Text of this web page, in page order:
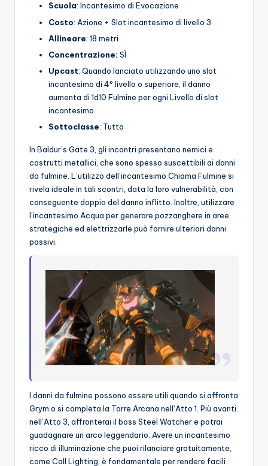
Scuola: Incantesimo di Evocazione
Costo: Azione + Slot incantesimo di livello 3
Allineare: 18 metri
Concentrazione: SÌ
Upcast: Quando lanciato utilizzando uno slot
incantesimo di 4° livello o superiore, il danno
aumenta di 1d10 Fulmine per ogni Livello di slot
incantesimo.
Sottoclasse: Tutto
In Baldur’s Gate 3, gli incontri presentano nemici e
costrutti metallici, che sono spesso suscettibili ai danni
da fulmine. L’utilizzo dell’incantesimo Chiama Fulmine si
rivela ideale in tali scontri, data la loro vulnerabilità, con
conseguente doppio del danno inflitto. Inoltre, utilizzare
l’incantesimo Acqua per generare pozzanghere in aree
strategiche ed elettrizzarle può fornire ulteriori danni
passivi.
I danni da fulmine possono essere utili quando si affronta
Grym o si completa la Torre Arcana nell’Atto 1. Più avanti
nell’Atto 3, affronterai il boss Steel Watcher e potrai
guadagnare un arco leggendario. Avere un incantesimo
ricco di illuminazione che puoi rilanciare gratuitamente,
come Call Lighting, è fondamentale per rendere facili